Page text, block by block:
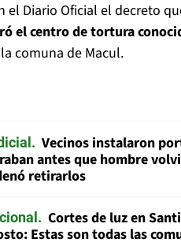
el Diario Oficial el decreto
el centro de tortura
comuna de Macul.
Vecinos instalaron
antes que hombre
retirarlos
Cortes de luz en
Estas son todas las